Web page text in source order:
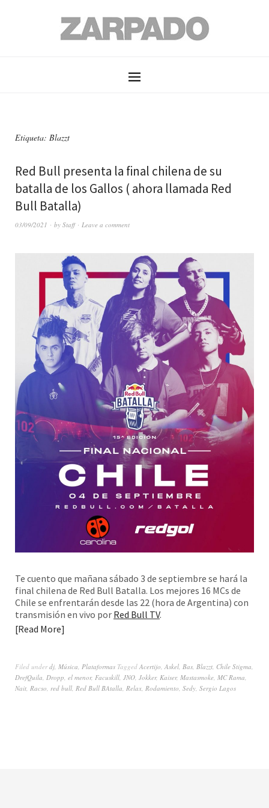
Etiqueta: Blazzt
Red Bull presenta la final chilena de su
batalla de los Gallos ( ahora llamada Red
Bull Batalla)
03/09/2021 by Staff Leave a comment
Te cuento que mañana sábado 3 de septiembre se hará la
final chilena de Red Bull Batalla. Los mejores 16 MCs de
Chile se enfrentarán desde las 22 (hora de Argentina) con
transmisión en vivo por Red Bull TV.
Read More
Filed underdj, Música, Plataformas Tagged Acertijo, Askel, Bas, Blazzt, Chile Stigma,
DrefQuila, Dropp, el menor, Facuskill, JNO, Jokker, Kaiser, Mastasmoke, MC Rama,
Nait, Racso, red bull, Red Bull BAtalla, Relax, Rodamiento, Sedy, Sergio Lagos